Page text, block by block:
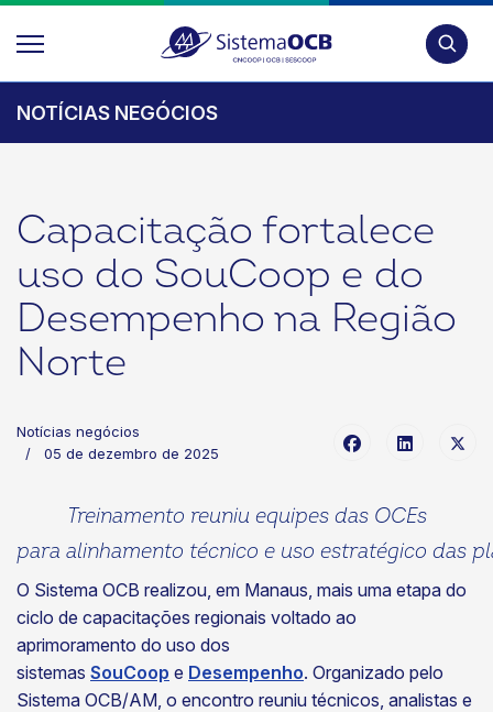
NOTÍCIAS NEGÓCIOS
Capacitação fortalece
uso do SouCoop e do
Desempenho na Região
Norte
Notícias negócios
05 de dezembro de 2025
Treinamento reuniu equipes das OCEs
para alinhamento técnico e uso estratégico das
O Sistema OCB realizou, em Manaus, mais uma etapa do
ciclo de capacitações regionais voltado ao
aprimoramento do uso dos
sistemas SouCoop e Desempenho. Organizado pelo
Sistema OCB/AM, o encontro reuniu técnicos, analistas e